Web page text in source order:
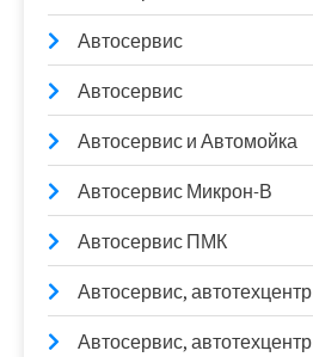
Автосервис
Автосервис
Автосервис и Автомойка
Автосервис Микрон-В
Автосервис ПМК
Автосервис, автотехцентр
Автосервис, автотехцентр